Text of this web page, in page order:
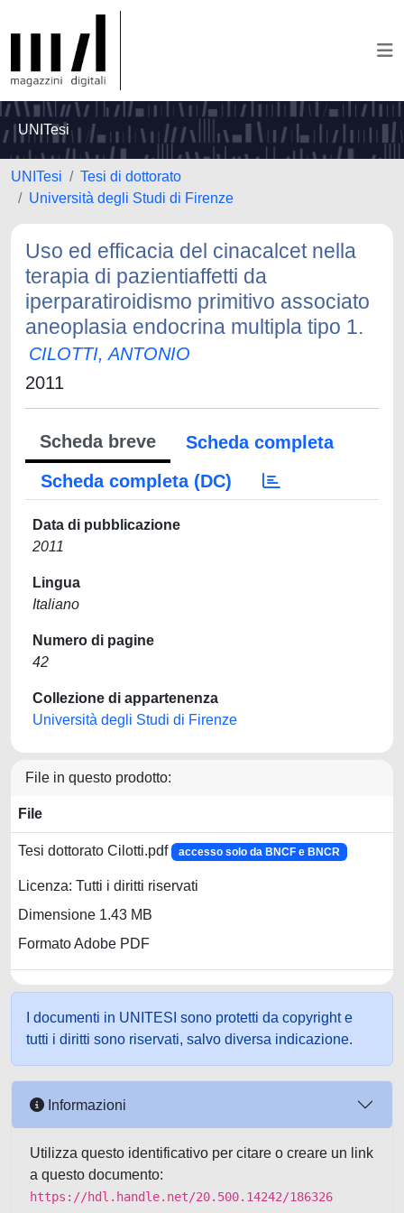
UNITesi
UNITesi
Tesi di dottorato
Università degli Studi di Firenze
Uso ed efficacia del cinacalcet nella
terapia di pazientiaffetti da
iperparatiroidismo primitivo associato
aneoplasia endocrina multipla tipo 1.
CILOTTI, ANTONIO
2011
Scheda breve
Scheda completa
Scheda completa (DC)
Data di pubblicazione
2011
Lingua
Italiano
Numero di pagine
42
Collezione di appartenenza
Università degli Studi di Firenze
File in questo prodotto:
File
Tesi dottorato Cilotti.pdf accesso solo da BNCF e BNCR
Licenza: Tutti i diritti riservati
Dimensione 1.43 MB
Formato Adobe PDF
I documenti in UNITESI sono protetti da copyright e
tutti i diritti sono riservati, salvo diversa indicazione.
Informazioni
Utilizza questo identificativo per citare o creare un link
a questo documento:
https://hdl.handle.net/20.500.14242/186326